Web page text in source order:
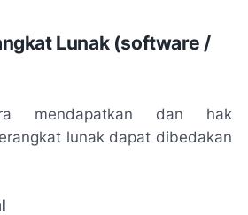
Lunak (software /
mendapatkan dan hak
lunak dapat dibedakan